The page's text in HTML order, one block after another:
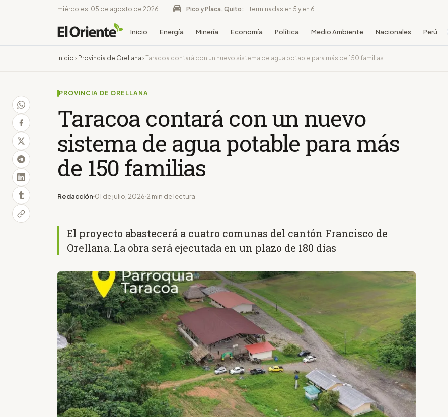
miércoles, 05 de agosto de 2026 Pico y Placa, Quito: terminadas en 5 y en 6
Inicio Energía Minería Economía Política Medio Ambiente Nacionales Perú
Inicio › Provincia de Orellana › Taracoa contará con un nuevo sistema de agua potable para más de 150 familias
PROVINCIA DE ORELLANA
Taracoa contará con un nuevo
sistema de agua potable para más
de 150 familias
Redacción 01 de julio, 2026 2 min de lectura
El proyecto abastecerá a cuatro comunas del cantón Francisco de
Orellana. La obra será ejecutada en un plazo de 180 días